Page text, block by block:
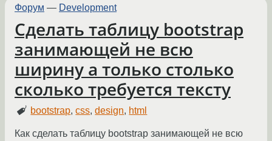
Форум — Development
Сделать таблицу bootstrap
занимающей не всю
ширину а только столько
сколько требуется тексту
bootstrap,css,design, html
Как сделать таблицу bootstrap занимающей не всю